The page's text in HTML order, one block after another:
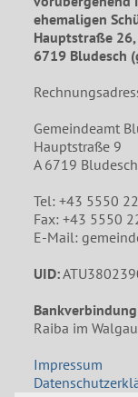
ehemaligen
Hauptstraße 26,
6719 Bludesch
Gemeindeamt
Hauptstraße 9
A 6719 Bludesch
Tel: +43 5550
Fax: +43 5550
E-Mail:
UID:
Raiba im
Impressum